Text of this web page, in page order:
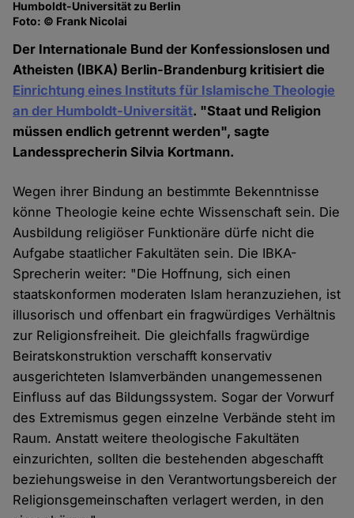
Humboldt-Universität zu Berlin
Foto: © Frank Nicolai
Der Internationale Bund der Konfessionslosen und
Atheisten (IBKA) Berlin-Brandenburg kritisiert die
Einrichtung eines Instituts für Islamische Theologie
an der Humboldt-Universität. "Staat und Religion
müssen endlich getrennt werden", sagte
Landessprecherin Silvia Kortmann.
Wegen ihrer Bindung an bestimmte Bekenntnisse
könne Theologie keine echte Wissenschaft sein. Die
Ausbildung religiöser Funktionäre dürfe nicht die
Aufgabe staatlicher Fakultäten sein. Die IBKA-
Sprecherin weiter: "Die Hoffnung, sich einen
staatskonformen moderaten Islam heranzuziehen, ist
illusorisch und offenbart ein fragwürdiges Verhältnis
zur Religionsfreiheit. Die gleichfalls fragwürdige
Beiratskonstruktion verschafft konservativ
ausgerichteten Islamverbänden unangemessenen
Einfluss auf das Bildungssystem. Sogar der Vorwurf
des Extremismus gegen einzelne Verbände steht im
Raum. Anstatt weitere theologische Fakultäten
einzurichten, sollten die bestehenden abgeschafft
beziehungsweise in den Verantwortungsbereich der
Religionsgemeinschaften verlagert werden, in den